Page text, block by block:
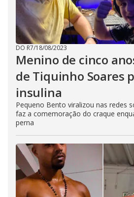
DO R7/18/08/2023
Menino de cinco
de Tiquinho Soares
insulina
Pequeno Bento viralizou nas redes
faz a comemoração do craque
perna